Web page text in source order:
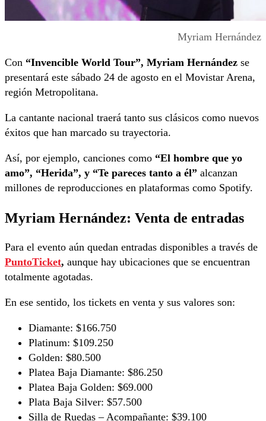
Myriam Hernández
Con “Invencible World Tour”, Myriam Hernández se
presentará este sábado 24 de agosto en el Movistar Arena,
región Metropolitana.
La cantante nacional traerá tanto sus clásicos como nuevos
éxitos que han marcado su trayectoria.
Así, por ejemplo, canciones como “El hombre que yo
amo”, “Herida”, y “Te pareces tanto a él” alcanzan
millones de reproducciones en plataformas como Spotify.
Myriam Hernández: Venta de entradas
Para el evento aún quedan entradas disponibles a través de
PuntoTicket, aunque hay ubicaciones que se encuentran
totalmente agotadas.
En ese sentido, los tickets en venta y sus valores son:
Diamante: $166.750
Platinum: $109.250
Golden: $80.500
Platea Baja Diamante: $86.250
Platea Baja Golden: $69.000
Plata Baja Silver: $57.500
Silla de Ruedas – Acompañante: $39.100